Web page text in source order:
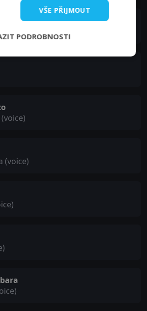
Amuro (voice)
(voice)
VŠE PŘIJMOUT
PODROBNOSTI